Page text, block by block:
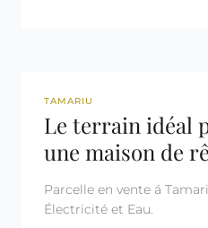
REF: 2525
TAMARIU
Le terrain idéal
une maison de
Parcelle en vente á
Électricité et Eau.